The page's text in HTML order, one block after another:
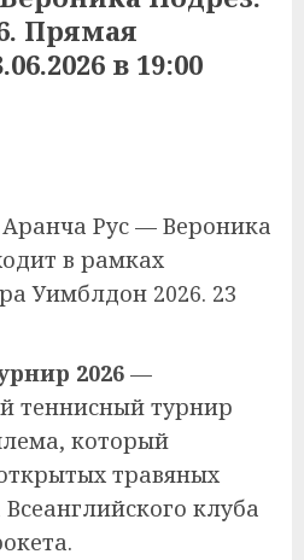
Прямая
в 19:00
Рус — Вероника
в рамках
Уимблдон 2026. 23
2026 —
теннисный турнир
который
травяных
клуба